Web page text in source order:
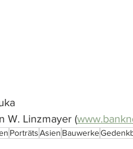
W. Linzmayer (
PorträtsAsien Bauwerke